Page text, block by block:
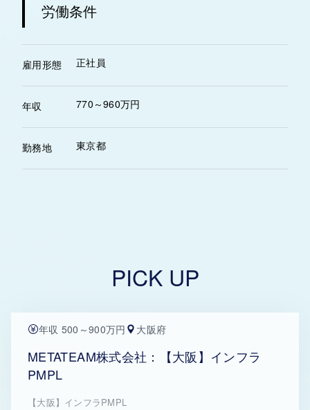
労働条件
雇用形態 正社員
年収 770～960万円
勤務地 東京都
PICK UP
年収 500～900万円 大阪府
METATEAM株式会社：【大阪】インフラ
PMPL
【大阪】インフラPMPL